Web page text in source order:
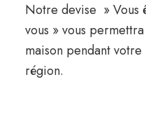
Notre devise » Vous
vous » vous
maison pendant
région.